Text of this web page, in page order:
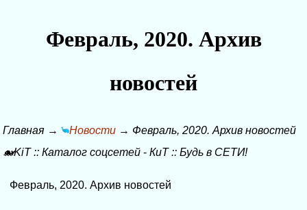
Февраль, 2020. Архив
новостей
Главная → Новости → Февраль, 2020. Архив новостей
🐋KiT:: Каталог соцсетей - КиТ:: Будь в СЕТИ!
Февраль, 2020. Архив новостей